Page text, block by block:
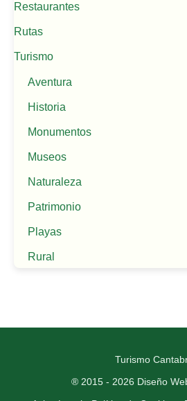
Restaurantes
Rutas
Turismo
Aventura
Historia
Monumentos
Museos
Naturaleza
Patrimonio
Playas
Rural
Turismo
® 2015 - 2026 Diseño